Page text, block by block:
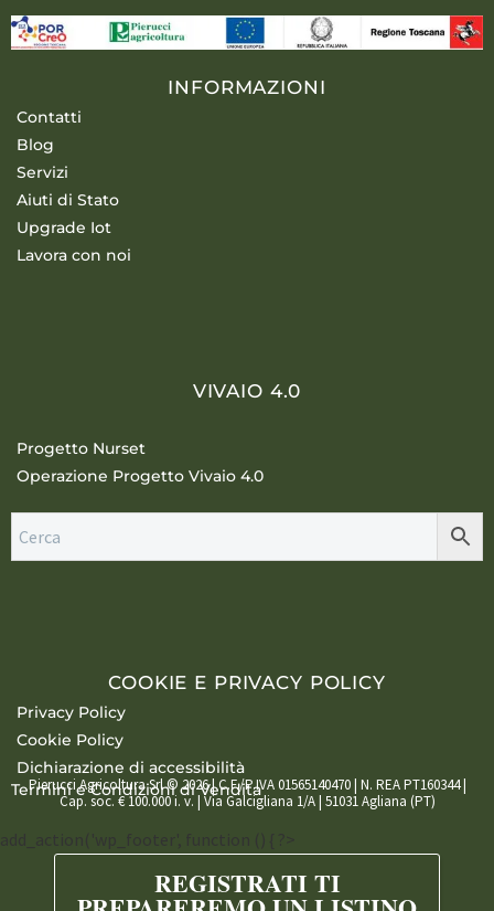
INFORMAZIONI
Contatti
Blog
Servizi
Aiuti di Stato
Upgrade Iot
Lavora con noi
VIVAIO 4.0
Progetto Nurset
Operazione Progetto Vivaio 4.0
COOKIE E PRIVACY POLICY
Privacy Policy
Cookie Policy
Dichiarazione di accessibilità
Termini e Condizioni di Vendita
Pierucci Agricoltura Srl © 2026 | C.F./P.IVA 01565140470 | N. REA PT160344 |
Cap. soc. € 100.000 i. v. | Via Galcigliana 1/A | 51031 Agliana (PT)
add_action('wp_footer', function () { ?>